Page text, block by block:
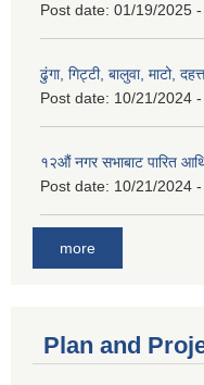
Post date: 01/19/2025
ढुंगा, गिट्टी, बालुवा, माटो,
Post date: 10/21/2024
१२औं नगर सभाबाट पारित
Post date: 10/21/2024
more
Plan and